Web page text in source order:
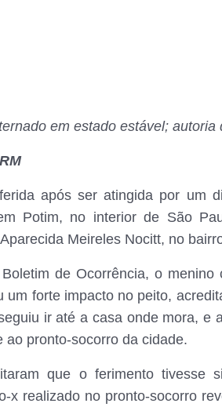
em estado estável;
após ser atingida por um
Potim, no interior de São
Meireles Nocitt, no
de Ocorrência, o
um forte impacto no peito,
ir até a casa onde mora, e
pronto-socorro da cidade.
que o ferimento tivesse
x realizado no pronto-socorro